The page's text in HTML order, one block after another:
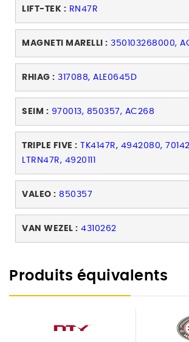
LIFT-TEK : RN47R
MAGNETI MARELLI : 350103268000,
RHIAG : 317088, ALE0645D
SEIM : 970013, 850357, AC268
TRIPLE FIVE :
TK4147R, 4942080,
LTRN47R, 4920111
VALEO : 850357
VAN WEZEL : 4310262
Produits équivalents